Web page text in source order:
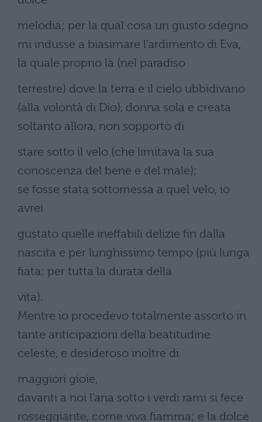
melodia; per la qual cosa un giusto sdegno
mi indusse a biasimare l’ardimento di Eva,
la quale proprio là (nel paradiso
terrestre) dove la terra e il cielo ubbidivano
(alla volontà di Dio), donna sola e creata
soltanto allora, non sopportò di
stare sotto il velo (che limitava la sua
conoscenza del bene e del male);
se fosse stata sottomessa a quel velo, io
avrei
gustato quelle ineffabili delizie fin dalla
nascita e per lunghissimo tempo (più lunga
fiata: per tutta la durata della
vita).
Mentre io procedevo totalmente assorto in
tante anticipazioni della beatitudine
celeste, e desideroso inoltre di
maggiori gioie,
davanti a noi l’aria sotto i verdi rami si fece
rosseggiante, come viva fiamma; e la dolce